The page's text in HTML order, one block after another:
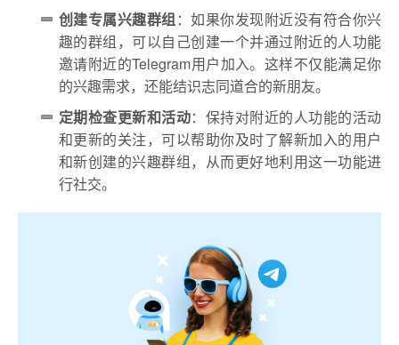
创建专属兴趣群组：如果你发现附近没有符合你兴
趣的群组，可以自己创建一个并通过附近的人功能
邀请附近的Telegram用户加入。这样不仅能满足你
的兴趣需求，还能结识志同道合的新朋友。
定期检查更新和活动：保持对附近的人功能的活动
和更新的关注，可以帮助你及时了解新加入的用户
和新创建的兴趣群组，从而更好地利用这一功能进
行社交。